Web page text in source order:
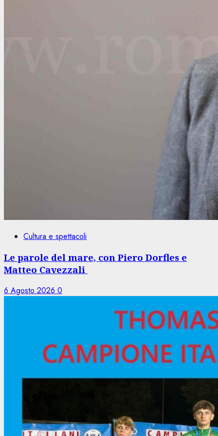
Cultura e spettacoli
Le parole del mare, con Piero Dorfles e
Matteo Cavezzali
6 Agosto 2026 0